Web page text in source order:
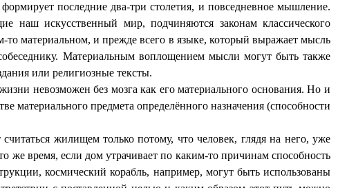
последние два-три столетия, и повседневное мышление.
искусственный мир, подчиняются законам классического
то материальном, и прежде всего в языке, который выражает мысль
Материальным воплощением мысли могут быть также
или религиозные тексты.
невозможен без мозга как его материального основания. Но и
материального предмета определённого назначения (способности
жилищем только потому, что человек, глядя на него, уже
же время, если дом утрачивает по каким-то причинам способность
космический корабль, например, могут быть использованы